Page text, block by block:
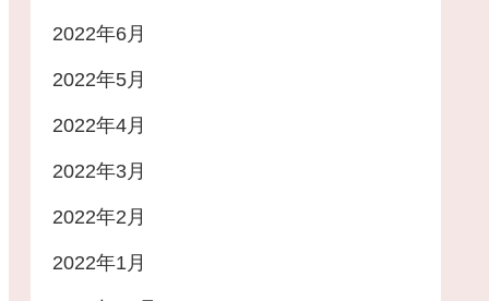
2022年6月
2022年5月
2022年4月
2022年3月
2022年2月
2022年1月